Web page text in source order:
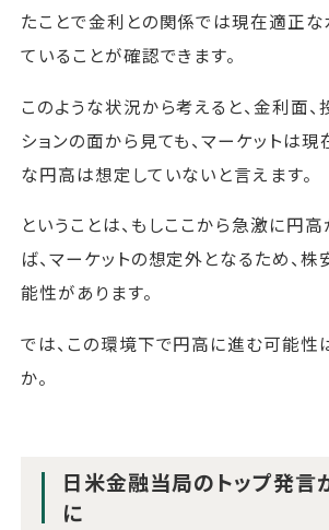
たことで金利との関係では現在適正な
ていることが確認できます。
このような状況から考えると、金利面
ションの面から見ても、マーケットは
な円高は想定していないと言えます。
ということは、もしここから急激に円
ば、マーケットの想定外となるため、
能性があります。
では、この環境下で円高に進む可能性
か。
日米金融当局のトップ発言
に